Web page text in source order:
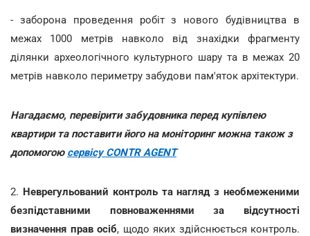
- заборона проведення робіт з нового будівництва в
межах 1000 метрів навколо від знахідки фрагменту
ділянки археологічного культурного шару та в межах 20
метрів навколо периметру забудови пам'яток архітектури.
Нагадаємо, перевірити забудовника перед купівлею
квартири та поставити його на моніторинг можна також з
допомогою сервісу CONTR AGENT
2. Неврегульований контроль та нагляд з необмеженими
безпідставними повноваженнями за відсутності
визначення прав осіб, щодо яких здійснюється контроль.